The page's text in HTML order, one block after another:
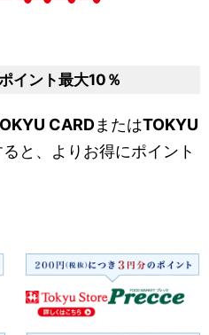
イント最大10％
CARDまたはTOKYU
と、よりお得にポイント